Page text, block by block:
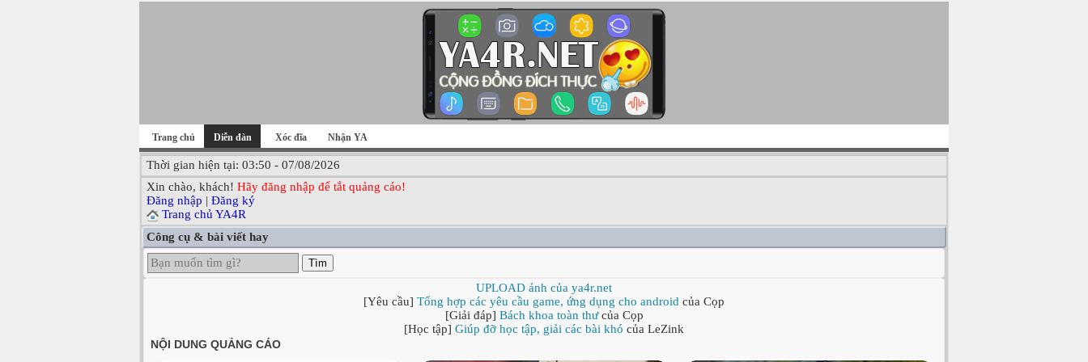
Trang chủ Diễn đàn Xóc đĩa Nhận YA
Thời gian hiện tại: 03:50 - 07/08/2026
Xin chào, khách! Hãy đăng nhập để tắt quảng cáo!
Đăng nhập | Đăng ký
Trang chủ YA4R
Công cụ & bài viết hay
Tìm
UPLOAD ảnh của ya4r.net
[Yêu cầu] Tổng hợp các yêu cầu game, ứng dụng cho android của Cọp
[Giải đáp] Bách khoa toàn thưcủa Cọp
[Học tập] Giúp đỡ học tập, giải các bài khó của LeZink